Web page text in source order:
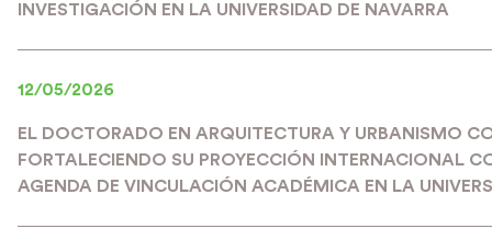
INVESTIGACIÓN EN LA UNIVERSIDAD DE NAVARRA
12/05/2026
EL DOCTORADO EN ARQUITECTURA Y URBANISMO
FORTALECIENDO SU PROYECCIÓN INTERNACIONAL
AGENDA DE VINCULACIÓN ACADÉMICA EN LA